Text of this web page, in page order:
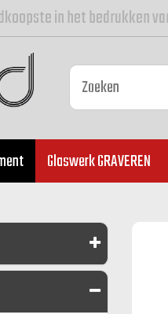
in het bedrukken
Glaswerk GRAVEREN